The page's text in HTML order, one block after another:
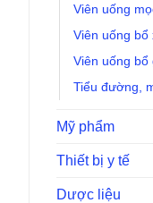
Viên uống
Viên uống
Viên uống bổ
Tiểu đường,
Mỹ phẩm
Thiết bị y tế
Dược liệu